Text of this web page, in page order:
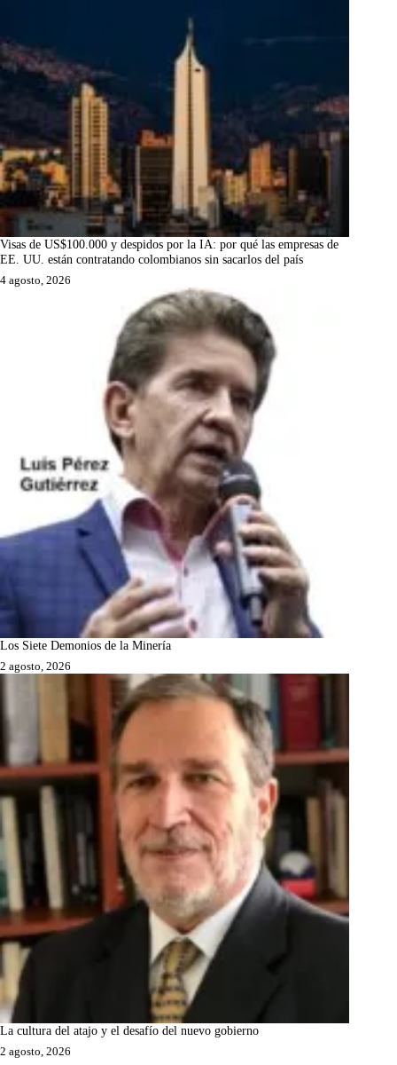
Visas de US$100.000 y despidos por la IA: por qué las empresas de
EE. UU. están contratando colombianos sin sacarlos del país
4 agosto, 2026
Los Siete Demonios de la Minería
2 agosto, 2026
La cultura del atajo y el desafío del nuevo gobierno
2 agosto, 2026